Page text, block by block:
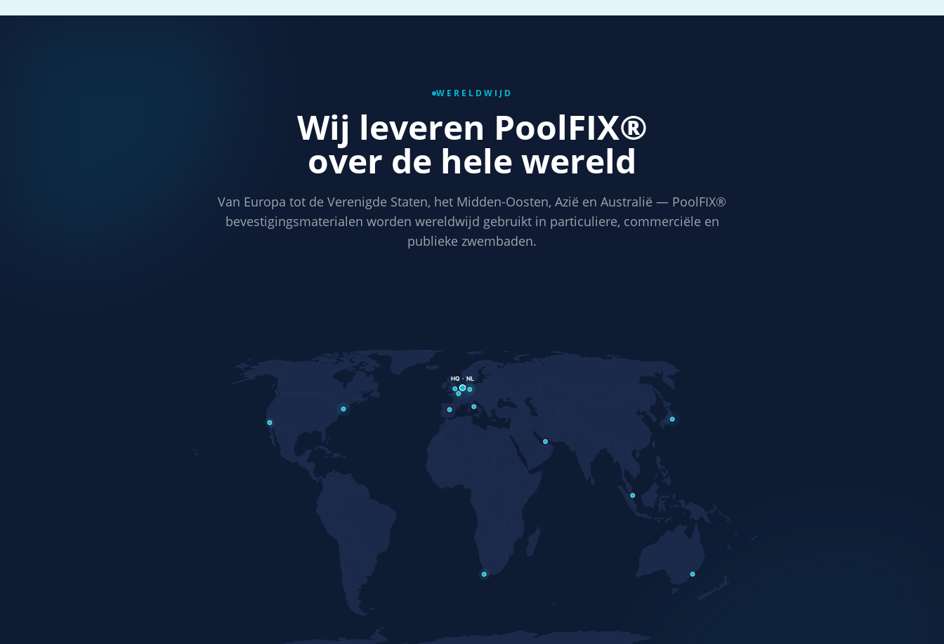
WERELDWIJD
Wij leveren PoolFIX®
over de hele wereld
Van Europa tot de Verenigde Staten, het Midden-Oosten, Azië en Australië — PoolFIX®
bevestigings­materialen worden wereldwijd gebruikt in particuliere, commerciële en
publieke zwembaden.
HQ · NL